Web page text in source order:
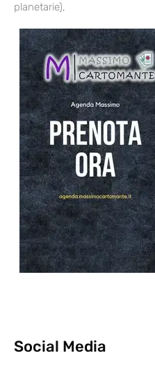
planetarie),
Social Media